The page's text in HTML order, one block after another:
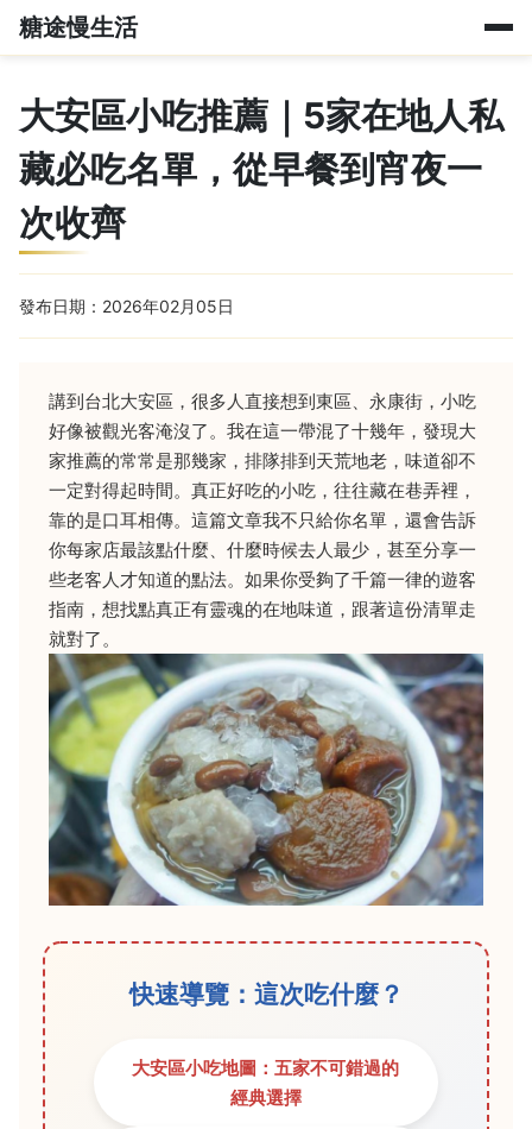
糖途慢生活
大安區小吃推薦｜5家在地人私
藏必吃名單，從早餐到宵夜一
次收齊
發布日期：2026年02月05日
講到台北大安區，很多人直接想到東區、永康街，小吃
好像被觀光客淹沒了。我在這一帶混了十幾年，發現大
家推薦的常常是那幾家，排隊排到天荒地老，味道卻不
一定對得起時間。真正好吃的小吃，往往藏在巷弄裡，
靠的是口耳相傳。這篇文章我不只給你名單，還會告訴
你每家店最該點什麼、什麼時候去人最少，甚至分享一
些老客人才知道的點法。如果你受夠了千篇一律的遊客
指南，想找點真正有靈魂的在地味道，跟著這份清單走
就對了。
快速導覽：這次吃什麼？
大安區小吃地圖：五家不可錯過的
經典選擇